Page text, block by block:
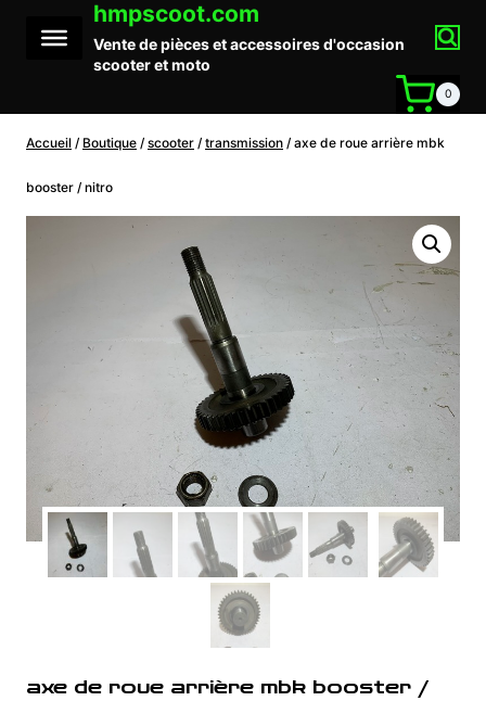
contenu
hmpscoot.com
Vente de pièces et accessoires d'occasion
scooter et moto
0
Accueil / Boutique / scooter / transmission / axe de roue arrière mbk
booster / nitro
axe de roue arrière mbk booster /